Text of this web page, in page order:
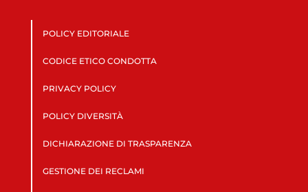
POLICY EDITORIALE
CODICE ETICO CONDOTTA
PRIVACY POLICY
POLICY DIVERSITÀ
DICHIARAZIONE DI TRASPARENZA
GESTIONE DEI RECLAMI